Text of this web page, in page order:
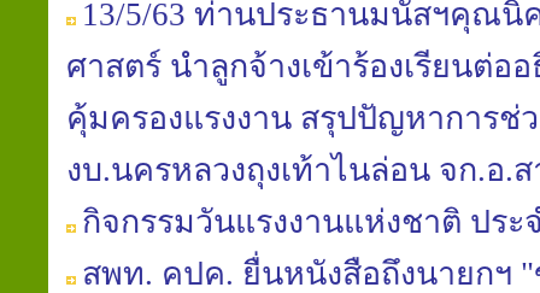
13/5/63 ท่านประธานมนัสฯคุณ
ศาสตร์ นำลูกจ้างเข้าร้องเรียนต่อ
คุ้มครองแรงงาน สรุปปัญหาการช่
งบ.นครหลวงถุงเท้าไนล่อน จก.อ.
กิจกรรมวันแรงงานแห่งชาติ ประ
สพท. คปค. ยื่นหนังสือถึงนายกฯ "